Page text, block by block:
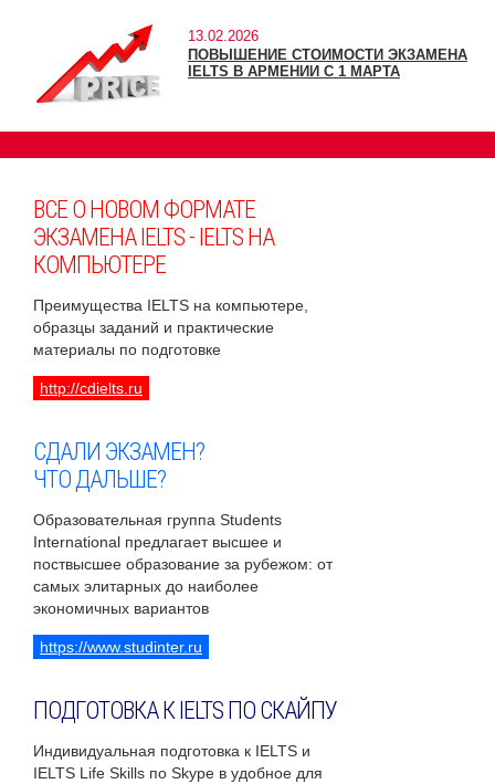
13.02.2026
ПОВЫШЕНИЕ СТОИМОСТИ ЭКЗАМЕНА
IELTS В АРМЕНИИ С 1 МАРТА
ВСЕ О НОВОМ ФОРМАТЕ
ЭКЗАМЕНА IELTS - IELTS НА
КОМПЬЮТЕРЕ
Преимущества IELTS на компьютере,
образцы заданий и практические
материалы по подготовке
http://cdielts.ru
СДАЛИ ЭКЗАМЕН?
ЧТО ДАЛЬШЕ?
Образовательная группа Students
International предлагает высшее и
поствысшее образование за рубежом: от
самых элитарных до наиболее
экономичных вариантов
https://www.studinter.ru
ПОДГОТОВКА К IELTS ПО СКАЙПУ
Индивидуальная подготовка к IELTS и
IELTS Life Skills по Skype в удобное для